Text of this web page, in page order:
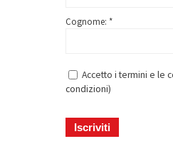
Cognome: *
Accetto i termini e le
condizioni)